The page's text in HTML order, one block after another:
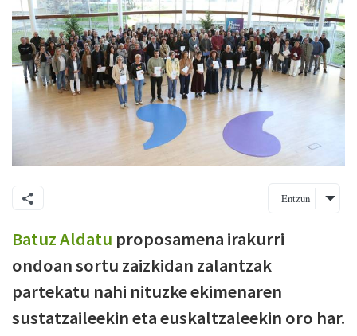
Entzun
Batuz Aldatu proposamena irakurri
ondoan sortu zaizkidan zalantzak
partekatu nahi nituzke ekimenaren
sustatzaileekin eta euskaltzaleekin oro har.